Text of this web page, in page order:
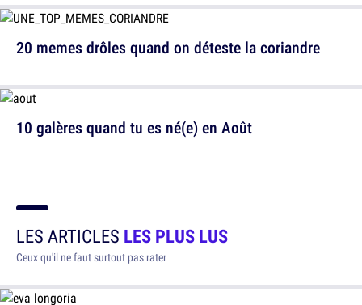
20 memes drôles quand on déteste la coriandre
10 galères quand tu es né(e) en Août
LES ARTICLES LES PLUS LUS
Ceux qu'il ne faut surtout pas rater